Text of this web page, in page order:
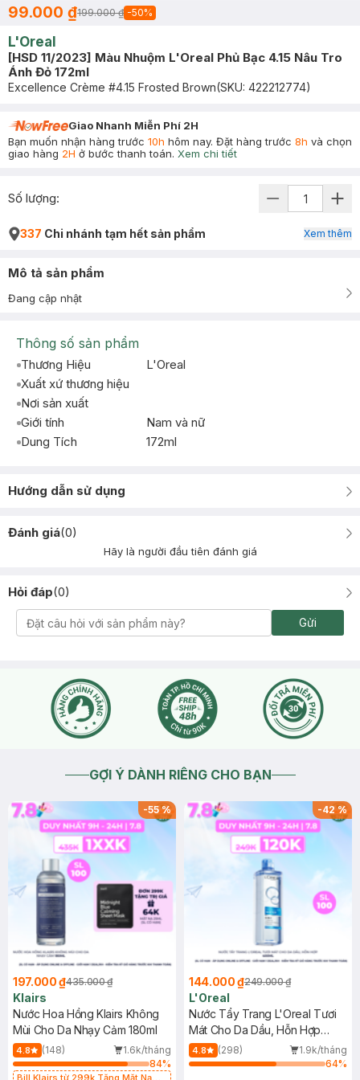
99.000 ₫199.000 ₫ -50%
L'Oreal
[HSD 11/2023] Màu Nhuộm L'Oreal Phủ Bạc 4.15 Nâu Tro
Ánh Đỏ 172ml
Excellence Crème #4.15 Frosted Brown(SKU: 422212774)
Giao Nhanh Miễn Phí 2H
Bạn muốn nhận hàng trước 10h hôm nay. Đặt hàng trước 8h và chọn
giao hàng 2H ở bước thanh toán. Xem chi tiết
Số lượng:
337 Chi nhánh tạm hết sản phẩm Xem thêm
Mô tả sản phẩm
Đang cập nhật
Thông số sản phẩm
Thương Hiệu
L'Oreal
Xuất xứ thương hiệu
Nơi sản xuất
Giới tính
Nam và nữ
Dung Tích
172ml
Hướng dẫn sử dụng
Đánh giá(0)
Hãy là người đầu tiên đánh giá
Hỏi đáp(0)
Gửi
GỢI Ý DÀNH RIÊNG CHO BẠN
-55%
197.000 ₫435.000 ₫
Klairs
Nước Hoa Hồng Klairs Không
Mùi Cho Da Nhạy Cảm 180ml
4.8 (148)
1.6k/tháng
84%
Bill Klairs từ 299k Tặng Mặt Nạ
-42%
144.000 ₫249.000 ₫
L'Oreal
Nước Tẩy Trang L'Oreal Tươi
Mát Cho Da Dầu, Hỗn Hợp
400ml
4.8 (298)
1.9k/tháng
64%